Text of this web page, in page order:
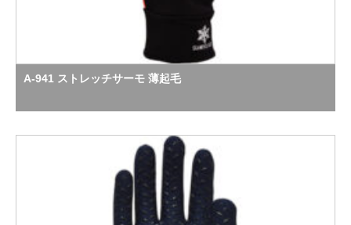
A-941 ストレッチサーモ 薄起毛